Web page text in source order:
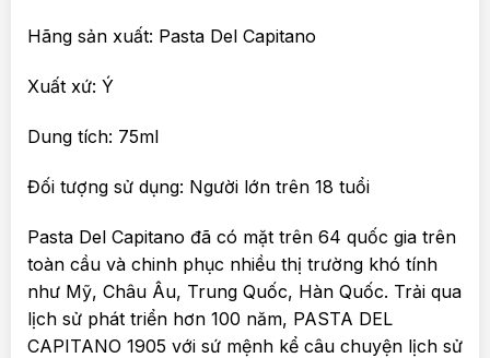
Hãng sản xuất: Pasta Del Capitano
Xuất xứ: Ý
Dung tích: 75ml
Đối tượng sử dụng: Người lớn trên 18 tuổi
Pasta Del Capitano đã có mặt trên 64 quốc gia trên
toàn cầu và chinh phục nhiều thị trường khó tính
như Mỹ, Châu Âu, Trung Quốc, Hàn Quốc. Trải qua
lịch sử phát triển hơn 100 năm, PASTA DEL
CAPITANO 1905 với sứ mệnh kể câu chuyện lịch sử